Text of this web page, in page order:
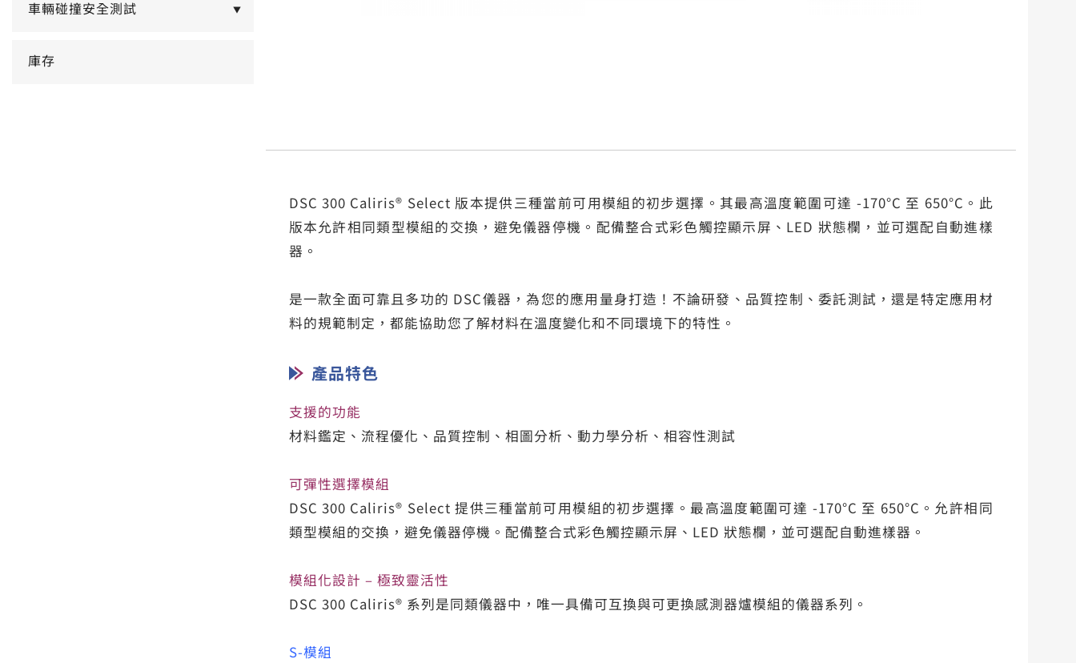
車輛碰撞安全測試 ▼
庫存
DSC 300 Caliris® Select 版本提供三種當前可用模組的初步選擇。其最高溫度範圍可達 -170°C 至 650°C。此
版本允許相同類型模組的交換，避免儀器停機。配備整合式彩色觸控顯示屏、LED 狀態欄，並可選配自動進樣
器。
是一款全面可靠且多功的 DSC儀器，為您的應用量身打造！不論研發、品質控制、委託測試，還是特定應用材
料的規範制定，都能協助您了解材料在溫度變化和不同環境下的特性。
產品特色
支援的功能
材料鑑定、流程優化、品質控制、相圖分析、動力學分析、相容性測試
可彈性選擇模組
DSC 300 Caliris® Select 提供三種當前可用模組的初步選擇。最高溫度範圍可達 -170°C 至 650°C。允許相同
類型模組的交換，避免儀器停機。配備整合式彩色觸控顯示屏、LED 狀態欄，並可選配自動進樣器。
模組化設計 – 極致靈活性
DSC 300 Caliris® 系列是同類儀器中，唯一具備可互換與可更換感測器爐模組的儀器系列。
S-模組